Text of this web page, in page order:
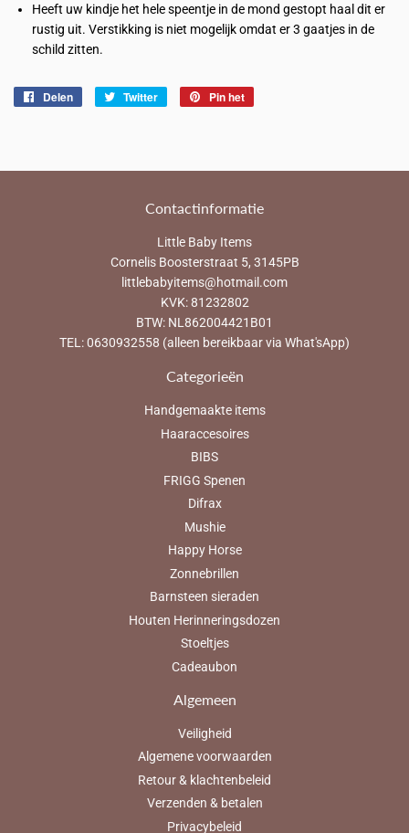
Heeft uw kindje het hele speentje in de mond gestopt haal dit er
rustig uit. Verstikking is niet mogelijk omdat er 3 gaatjes in de
schild zitten.
Delen
Delen
Twitter
TwitterenPin het
Contactinformatie
Little Baby Items
Cornelis Boosterstraat 5, 3145PB
littlebabyitems@hotmail.com
KVK: 81232802
BTW: NL862004421B01
TEL: 0630932558 (alleen bereikbaar via What'sApp)
Categorieën
Handgemaakte items
Haaraccesoires
BIBS
FRIGG Spenen
Difrax
Mushie
Happy Horse
Zonnebrillen
Barnsteen sieraden
Houten Herinneringsdozen
Stoeltjes
Cadeaubon
Algemeen
Veiligheid
Algemene voorwaarden
Retour & klachtenbeleid
Verzenden & betalen
Privacybeleid